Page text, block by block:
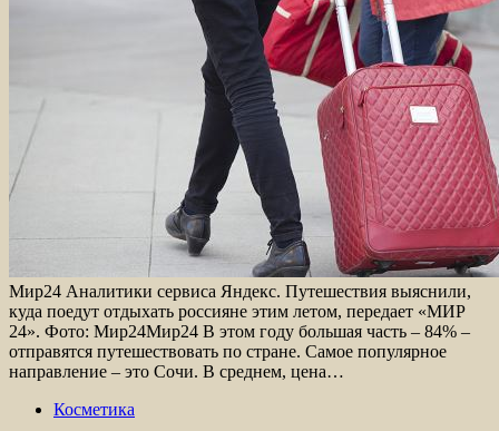
Мир24 Аналитики сервиса Яндекс. Путешествия выяснили,
куда поедут отдыхать россияне этим летом, передает «МИР
24». Фото: Мир24Мир24 В этом году большая часть – 84% –
отправятся путешествовать по стране. Самое популярное
направление – это Сочи. В среднем, цена…
Косметика